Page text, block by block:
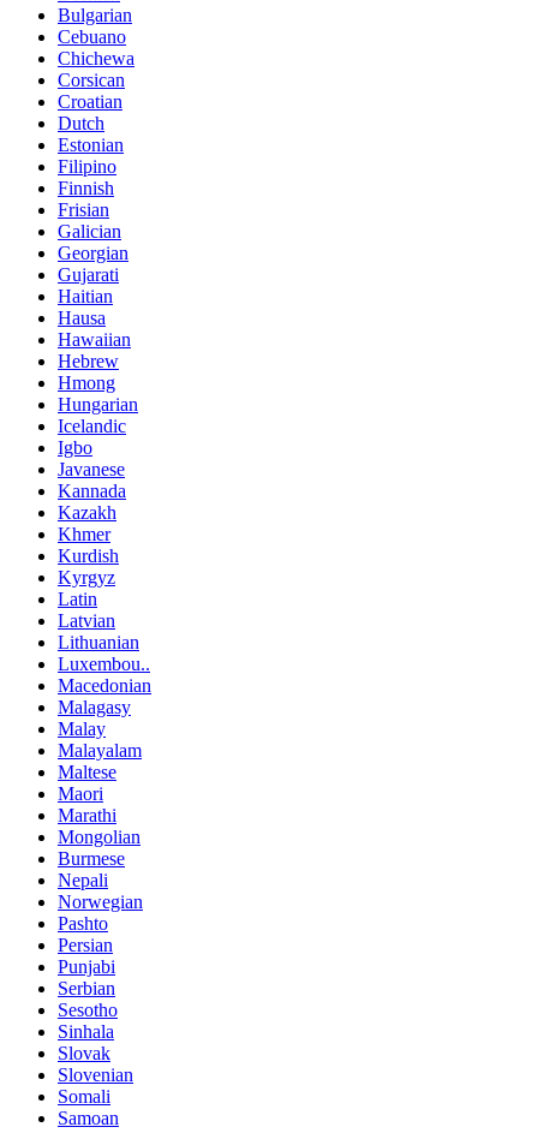
Bulgarian
Cebuano
Chichewa
Corsican
Croatian
Dutch
Estonian
Filipino
Finnish
Frisian
Galician
Georgian
Gujarati
Haitian
Hausa
Hawaiian
Hebrew
Hmong
Hungarian
Icelandic
Igbo
Javanese
Kannada
Kazakh
Khmer
Kurdish
Kyrgyz
Latin
Latvian
Lithuanian
Luxembou..
Macedonian
Malagasy
Malay
Malayalam
Maltese
Maori
Marathi
Mongolian
Burmese
Nepali
Norwegian
Pashto
Persian
Punjabi
Serbian
Sesotho
Sinhala
Slovak
Slovenian
Somali
Samoan